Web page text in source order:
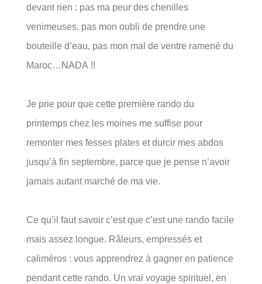
devant rien : pas ma peur des chenilles
venimeuses, pas mon oubli de prendre une
bouteille d’eau, pas mon mal de ventre ramené du
Maroc…NADA !!
Je prie pour que cette première rando du
printemps chez les moines me suffise pour
remonter mes fesses plates et durcir mes abdos
jusqu’à fin septembre, parce que je pense n’avoir
jamais autant marché de ma vie.
Ce qu’il faut savoir c’est que c’est une rando facile
mais assez longue. Râleurs, empressés et
caliméros : vous apprendrez à gagner en patience
pendant cette rando. Un vrai voyage spirituel, en